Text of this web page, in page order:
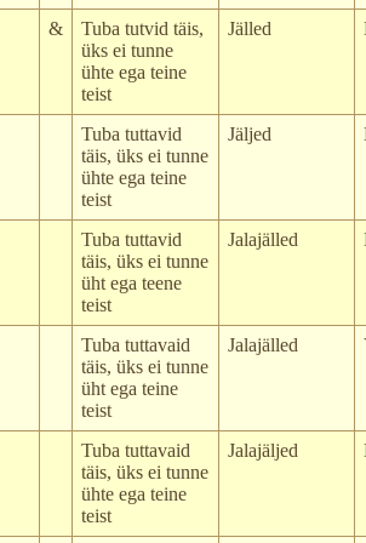
&
Tuba tutvid täis,
üks ei tunne
ühte ega teine
teist
Jälled
Tuba tuttavid
täis, üks ei tunne
ühte ega teine
teist
Jäljed
Tuba tuttavid
täis, üks ei tunne
üht ega teene
teist
Jalajälled
Tuba tuttavaid
täis, üks ei tunne
üht ega teine
teist
Jalajälled
Tuba tuttavaid
täis, üks ei tunne
ühte ega teine
teist
Jalajäljed